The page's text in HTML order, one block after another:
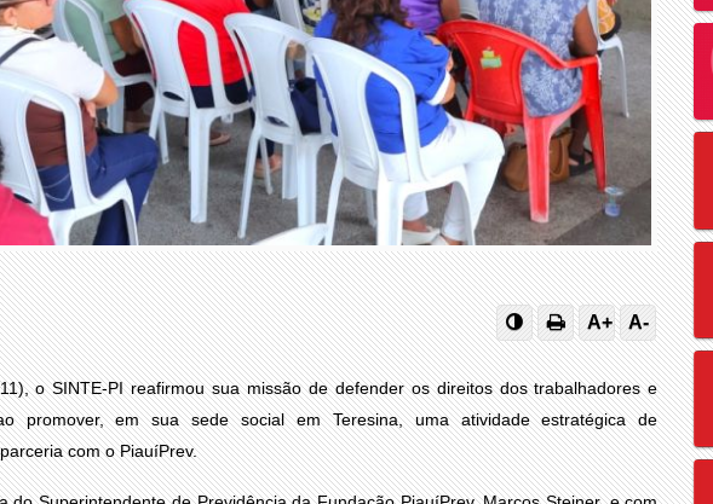
A+ A-
o SINTE-PI reafirmou sua missão de defender os direitos dos trabalhadores e
promover, em sua sede social em Teresina, uma atividade estratégica de
com o PiauíPrev.